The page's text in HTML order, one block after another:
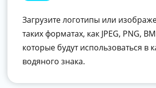
Загрузите логотипы или
таких форматах, как JPEG, PNG,
которые будут использоваться в
водяного знака.